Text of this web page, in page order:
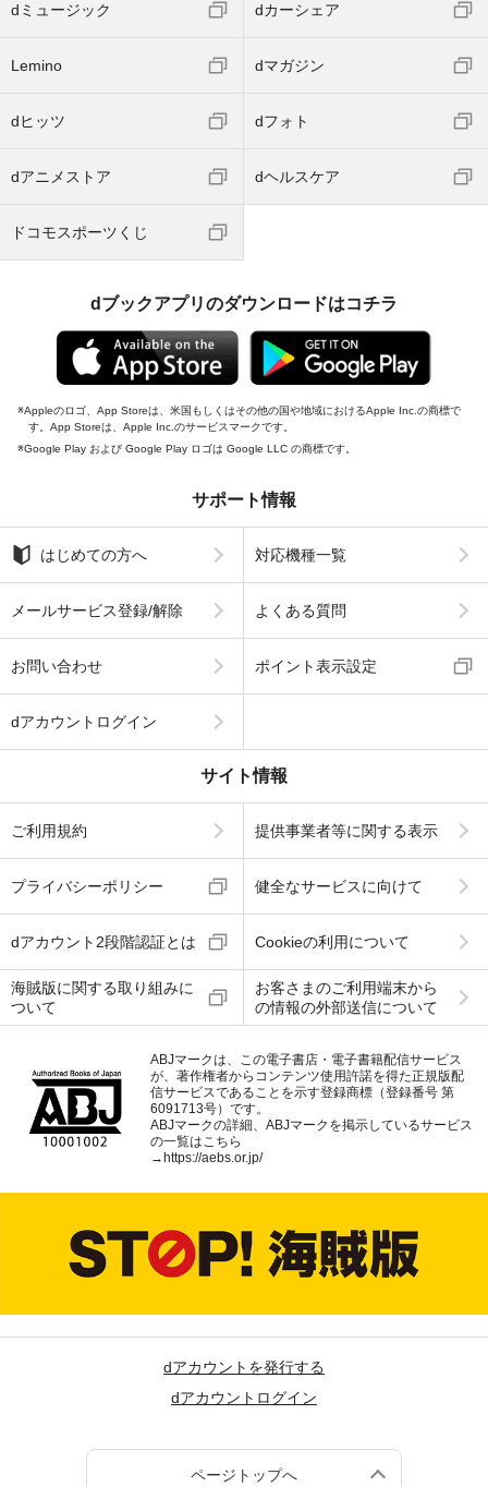
dミュージック dカーシェア
Lemino dマガジン
dヒッツ dフォト
dアニメストア dヘルスケア
ドコモスポーツくじ
dブックアプリのダウンロードはコチラ
Appleのロゴ、App Storeは、米国もしくはその他の国や地域におけるApple Inc.の商標で
す。App Storeは、Apple Inc.のサービスマークです。
Google Play および Google Play ロゴは Google LLC の商標です。
サポート情報
はじめての方へ 対応機種一覧
メールサービス登録/解除 よくある質問
お問い合わせ ポイント表示設定
dアカウントログイン
サイト情報
ご利用規約 提供事業者等に関する表示
プライバシーポリシー 健全なサービスに向けて
dアカウント2段階認証とは Cookieの利用について
海賊版に関する取り組みに
ついて
お客さまのご利用端末から
の情報の外部送信について
ABJマークは、この電子書店・電子書籍配信サービス
が、著作権者からコンテンツ使用許諾を得た正規版配
信サービスであることを示す登録商標（登録番号 第
6091713号）です。
ABJマークの詳細、ABJマークを掲示しているサービス
の一覧はこちら
→https://aebs.or.jp/
dアカウントを発行する
dアカウントログイン
ページトップへ